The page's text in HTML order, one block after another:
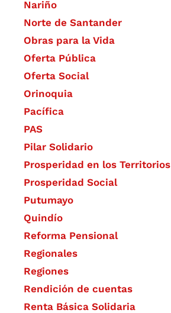
Nariño
Norte de Santander
Obras para la Vida
Oferta Pública
Oferta Social​​
Orinoquia
Pacífica
PAS
Pilar Solidario
Prosperidad en los Territorios
Prosperidad Social
Putumayo
Quindío
Reforma Pensional
Regionales
Regiones
Rendición de cuentas
Renta Básica Solidaria